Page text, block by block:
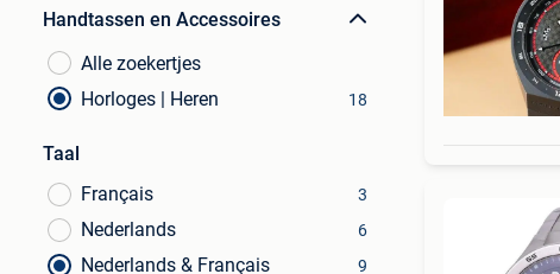
Handtassen en Accessoires
Alle zoekertjes
Horloges | Heren
18
Taal
Français
3
Nederlands 6
Nederlands & Français 9